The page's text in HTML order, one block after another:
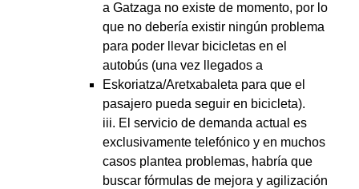
a Gatzaga no existe de momento, por lo
que no debería existir ningún problema
para poder llevar bicicletas en el
autobús (una vez llegados a
Eskoriatza/Aretxabaleta para que el
pasajero pueda seguir en bicicleta).
iii. El servicio de demanda actual es
exclusivamente telefónico y en muchos
casos plantea problemas, habría que
buscar fórmulas de mejora y agilización